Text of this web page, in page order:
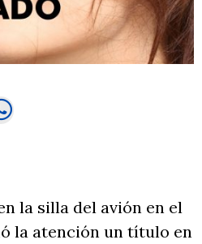
la silla del avión en el
la atención un título en